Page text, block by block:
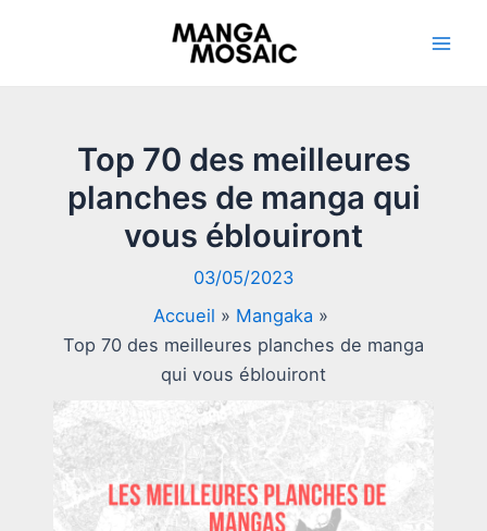
Top 70 des meilleures
planches de manga qui
vous éblouiront
03/05/2023
Accueil
Mangaka
Top 70 des meilleures planches de manga
qui vous éblouiront